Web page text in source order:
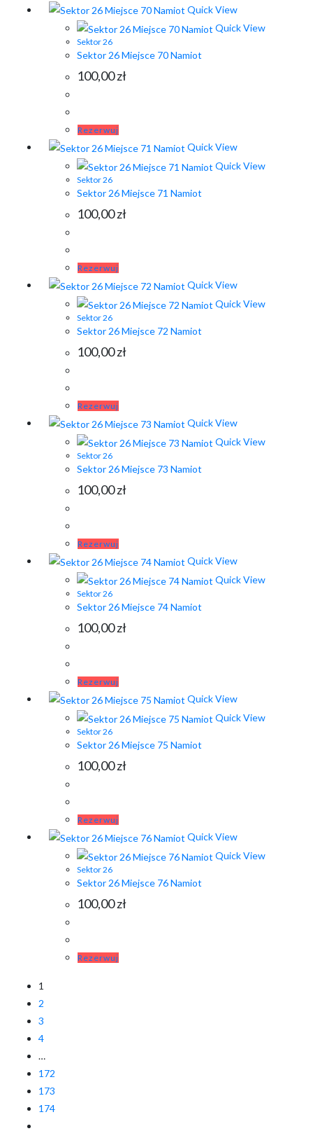
Quick View
Quick View
Sektor 26
Sektor 26 Miejsce 70 Namiot
100,00zł
Rezerwuj
Quick View
Quick View
Sektor 26
Sektor 26 Miejsce 71 Namiot
100,00zł
Rezerwuj
Quick View
Quick View
Sektor 26
Sektor 26 Miejsce 72 Namiot
100,00zł
Rezerwuj
Quick View
Quick View
Sektor 26
Sektor 26 Miejsce 73 Namiot
100,00zł
Rezerwuj
Quick View
Quick View
Sektor 26
Sektor 26 Miejsce 74 Namiot
100,00zł
Rezerwuj
Quick View
Quick View
Sektor 26
Sektor 26 Miejsce 75 Namiot
100,00zł
Rezerwuj
Quick View
Quick View
Sektor 26
Sektor 26 Miejsce 76 Namiot
100,00zł
Rezerwuj
1
2
3
4
…
172
173
174